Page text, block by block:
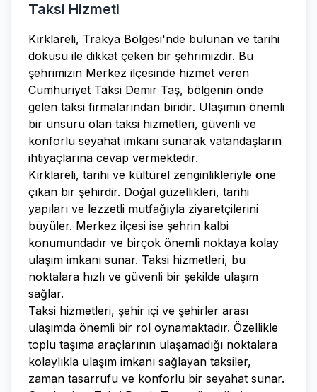
Taksi Hizmeti
Kırklareli, Trakya Bölgesi'nde bulunan ve tarihi
dokusu ile dikkat çeken bir şehrimizdir. Bu
şehrimizin Merkez ilçesinde hizmet veren
Cumhuriyet Taksi Demir Taş, bölgenin önde
gelen taksi firmalarından biridir. Ulaşımın önemli
bir unsuru olan taksi hizmetleri, güvenli ve
konforlu seyahat imkanı sunarak vatandaşların
ihtiyaçlarına cevap vermektedir.
Kırklareli, tarihi ve kültürel zenginlikleriyle öne
çıkan bir şehirdir. Doğal güzellikleri, tarihi
yapıları ve lezzetli mutfağıyla ziyaretçilerini
büyüler. Merkez ilçesi ise şehrin kalbi
konumundadır ve birçok önemli noktaya kolay
ulaşım imkanı sunar. Taksi hizmetleri, bu
noktalara hızlı ve güvenli bir şekilde ulaşım
sağlar.
Taksi hizmetleri, şehir içi ve şehirler arası
ulaşımda önemli bir rol oynamaktadır. Özellikle
toplu taşıma araçlarının ulaşamadığı noktalara
kolaylıkla ulaşım imkanı sağlayan taksiler,
zaman tasarrufu ve konforlu bir seyahat sunar.